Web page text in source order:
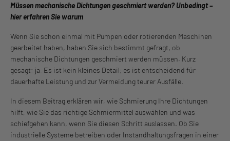
Müssen mechanische Dichtungen geschmiert werden? Unbedingt –
hier erfahren Sie warum
Wenn Sie schon einmal mit Pumpen oder rotierenden Maschinen
gearbeitet haben, haben Sie sich bestimmt gefragt, ob
mechanische Dichtungen geschmiert werden müssen. Kurz
gesagt: ja. Es ist kein kleines Detail; es ist entscheidend für
dauerhafte Leistung und zur Vermeidung teurer Ausfälle.
In diesem Beitrag erklären wir, wie Schmierung Ihre Dichtungen
hilft, wie Sie das richtige Schmiermittel auswählen und was
schiefgehen kann, wenn Sie diesen Schritt auslassen. Ob Sie
industrielle Systeme betreiben oder Instandhaltungsfragen in einer